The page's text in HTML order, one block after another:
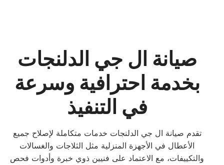
صيانة ال جي الدلنجات
بخدمة احترافية وسرعة
في التنفيذ
تقدم صيانة ال جي الدلنجات خدمات متكاملة لإصلاح جميع
الأعطال في الأجهزة المنزلية مثل الثلاجات والغسالات
والتكييفات، مع الاعتماد على فنيين ذوي خبرة وأدوات فحص